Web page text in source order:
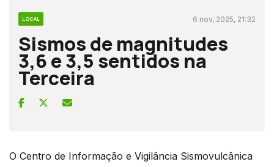
LOCAL 6 nov, 2025, 21:32
Sismos de magnitudes
3,6 e 3,5 sentidos na
Terceira
O Centro de Informação e Vigilância Sismovulcânica